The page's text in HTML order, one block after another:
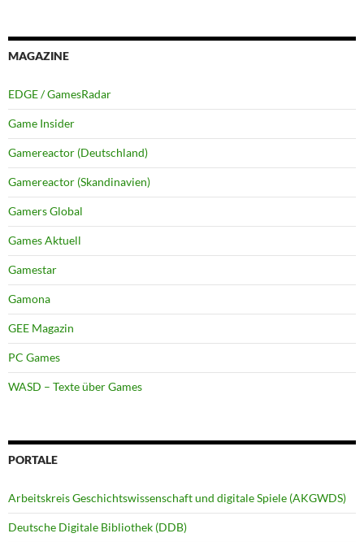
MAGAZINE
EDGE / GamesRadar
Game Insider
Gamereactor (Deutschland)
Gamereactor (Skandinavien)
Gamers Global
Games Aktuell
Gamestar
Gamona
GEE Magazin
PC Games
WASD – Texte über Games
PORTALE
Arbeitskreis Geschichtswissenschaft und digitale Spiele (AKGWDS)
Deutsche Digitale Bibliothek (DDB)